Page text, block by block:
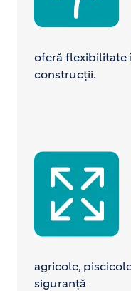
oferă flexibilitate
construcții.
Image
agricole,
siguranță